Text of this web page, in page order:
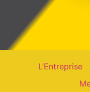
L’Entreprise